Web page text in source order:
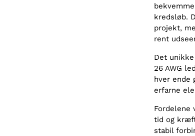
kredsløb.
projekt,
rent
Det
26 AWG
hver ende
erfarne
Fordelene
tid og
stabil